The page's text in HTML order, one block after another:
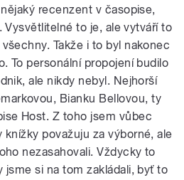
recenzent v časopise,
Vysvětlitelné to je, ale vytváří to
Takže i to byl nakonec
To personální propojení budilo
ale nikdy nebyl. Nejhorší
Bianku Bellovou, ty
Host. Z toho jsem vůbec
považuju za výborné, ale
nezasahovali. Vždycky to
jsme si na tom zakládali, byť to